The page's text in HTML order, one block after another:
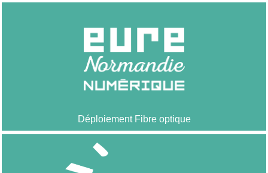
Déploiement Fibre optique